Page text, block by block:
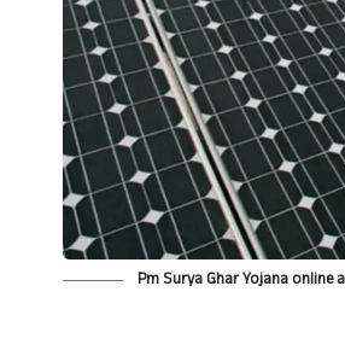
Pm Surya Ghar Yojana